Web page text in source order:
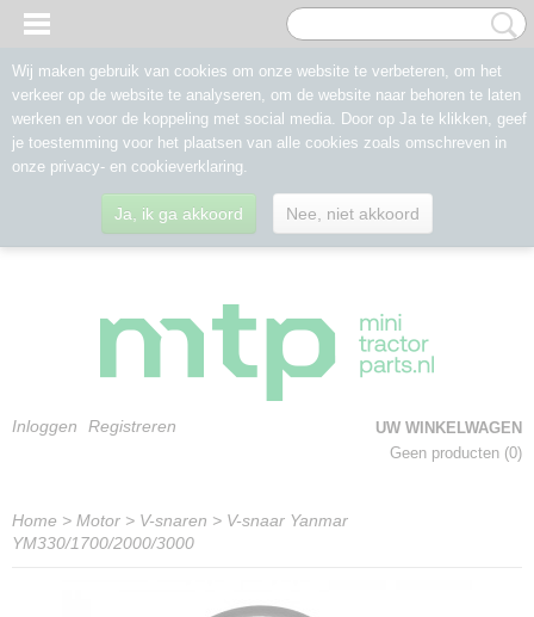
Inloggen Registreren
UW WINKELWAGEN
Geen producten (0)
Home > Motor > V-snaren > V-snaar Yanmar
YM330/1700/2000/3000
Wij maken gebruik van cookies om onze website te verbeteren, om het
verkeer op de website te analyseren, om de website naar behoren te laten
werken en voor de koppeling met social media. Door op Ja te klikken, geef
je toestemming voor het plaatsen van alle cookies zoals omschreven in
onze privacy- en cookieverklaring.
Ja, ik ga akkoord Nee, niet akkoord